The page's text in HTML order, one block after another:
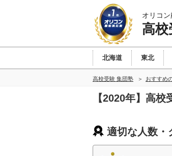
オリコ
高校
北海道 東北
高校受験 集団塾 おすすめ
【2020年】高
適切な人数・